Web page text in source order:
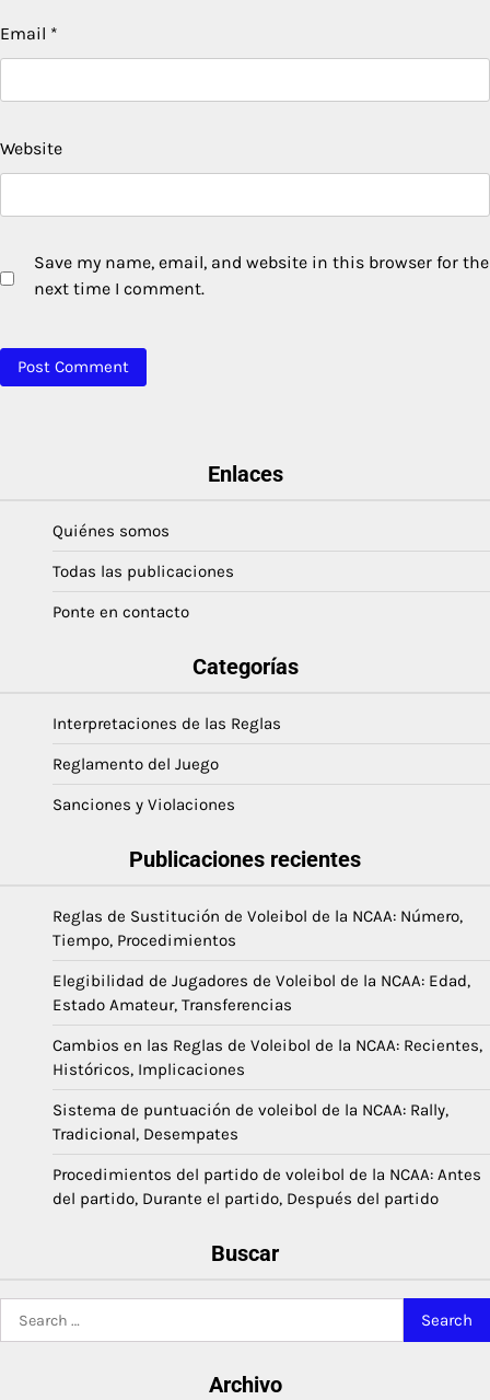
Email *
Website
Save my name, email, and website in this browser for the
next time I comment.
Enlaces
Quiénes somos
Todas las publicaciones
Ponte en contacto
Categorías
Interpretaciones de las Reglas
Reglamento del Juego
Sanciones y Violaciones
Publicaciones recientes
Reglas de Sustitución de Voleibol de la NCAA: Número,
Tiempo, Procedimientos
Elegibilidad de Jugadores de Voleibol de la NCAA: Edad,
Estado Amateur, Transferencias
Cambios en las Reglas de Voleibol de la NCAA: Recientes,
Históricos, Implicaciones
Sistema de puntuación de voleibol de la NCAA: Rally,
Tradicional, Desempates
Procedimientos del partido de voleibol de la NCAA: Antes
del partido, Durante el partido, Después del partido
Buscar
for:
Archivo